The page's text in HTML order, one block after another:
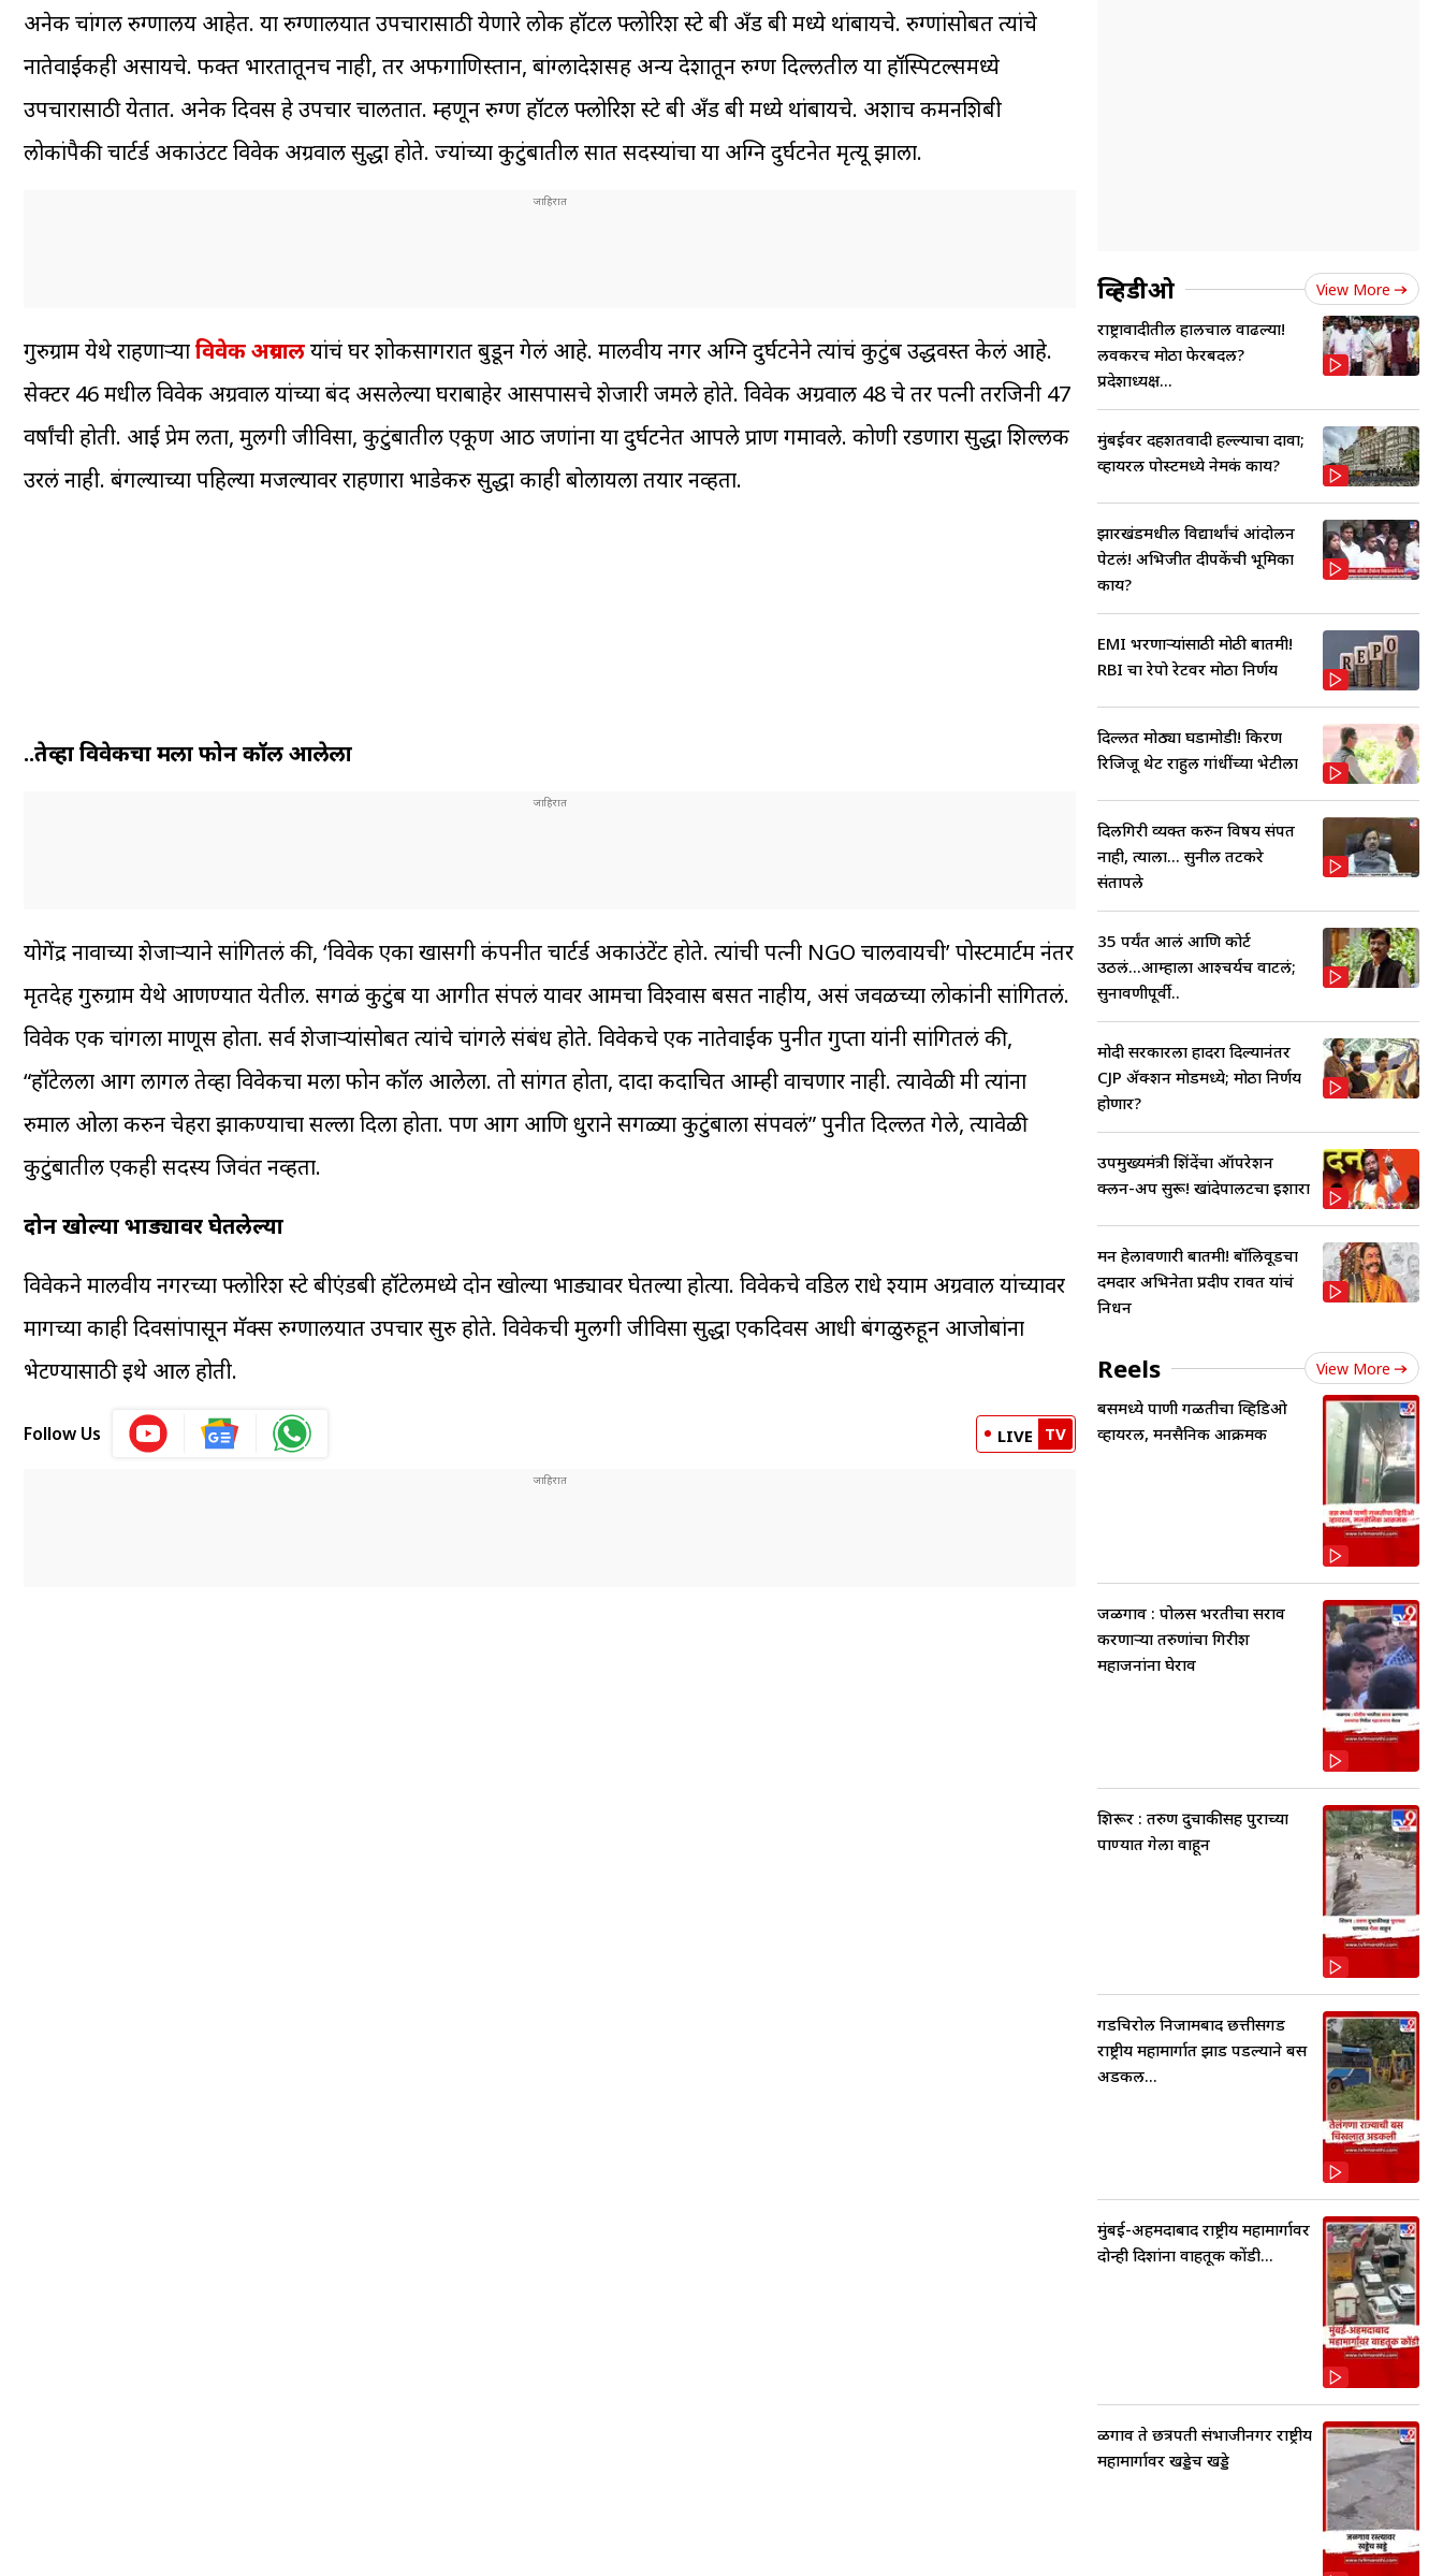
अनेक चांगली रुग्णालय आहेत. या रुग्णालयात उपचारासाठी येणारे लोक हॉटल फ्लोरिश स्टे बी अँड बी मध्ये थांबायचे. रुग्णांसोबत त्यांचे
नातेवाईकही असायचे. फक्त भारतातूनच नाही, तर अफगाणिस्तान, बांग्लादेशसह अन्य देशातून रुग्ण दिल्लीतील या हॉस्पिटल्समध्ये
उपचारासाठी येतात. अनेक दिवस हे उपचार चालतात. म्हणून रुग्ण हॉटल फ्लोरिश स्टे बी अँड बी मध्ये थांबायचे. अशाच कमनशिबी
लोकांपैकी चार्टर्ड अकाउंटट विवेक अग्रवाल सुद्धा होते. ज्यांच्या कुटुंबातील सात सदस्यांचा या अग्नि दुर्घटनेत मृत्यू झाला.
गुरुग्राम येथे राहणाऱ्याविवेक अग्रवालयांचं घर शोकसागरात बुडून गेलं आहे. मालवीय नगर अग्नि दुर्घटनेने त्यांचं कुटुंब उद्धवस्त केलं आहे.
सेक्टर 46 मधील विवेक अग्रवाल यांच्या बंद असलेल्या घराबाहेर आसपासचे शेजारी जमले होते. विवेक अग्रवाल 48 चे तर पत्नी तरजिनी 47
वर्षांची होती. आई प्रेम लता, मुलगी जीविसा, कुटुंबातील एकूण आठ जणांना या दुर्घटनेत आपले प्राण गमावले. कोणी रडणारा सुद्धा शिल्लक
उरलं नाही. बंगल्याच्या पहिल्या मजल्यावर राहणारा भाडेकरु सुद्धा काही बोलायला तयार नव्हता.
..तेव्हा विवेकचा मला फोन कॉल आलेला
योगेंद्र नावाच्या शेजाऱ्याने सांगितलं की, ‘विवेक एका खासगी कंपनीत चार्टर्ड अकाउंटेंट होते. त्यांची पत्नी NGO चालवायची’ पोस्टमार्टम नंतर
मृतदेह गुरुग्राम येथे आणण्यात येतील. सगळं कुटुंब या आगीत संपलं यावर आमचा विश्वास बसत नाहीय, असं जवळच्या लोकांनी सांगितलं.
विवेक एक चांगला माणूस होता. सर्व शेजाऱ्यांसोबत त्यांचे चांगले संबंध होते. विवेकचे एक नातेवाईक पुनीत गुप्ता यांनी सांगितलं की,
“हॉटेलला आग लागली तेव्हा विवेकचा मला फोन कॉल आलेला. तो सांगत होता, दादा कदाचित आम्ही वाचणार नाही. त्यावेळी मी त्यांना
रुमाल ओला करुन चेहरा झाकण्याचा सल्ला दिला होता. पण आग आणि धुराने सगळ्या कुटुंबाला संपवलं” पुनीत दिल्लीत गेले, त्यावेळी
कुटुंबातील एकही सदस्य जिवंत नव्हता.
दोन खोल्या भाड्यावर घेतलेल्या
विवेकने मालवीय नगरच्या फ्लोरिश स्टे बीएंडबी हॉटेलमध्ये दोन खोल्या भाड्यावर घेतल्या होत्या. विवेकचे वडिल राधे श्याम अग्रवाल यांच्यावर
मागच्या काही दिवसांपासून मॅक्स रुग्णालयात उपचार सुरु होते. विवेकची मुलगी जीविसा सुद्धा एकदिवस आधी बंगळुरुहून आजोबांना
भेटण्यासाठी इथे आली होती.
Follow Us LIVE TV
व्हिडीओ View More
राष्ट्रावादीतील हालचाली वाढल्या!
लवकरच मोठा फेरबदल?
प्रदेशाध्यक्ष...
मुंबईवर दहशतवादी हल्ल्याचा दावा;
व्हायरल पोस्टमध्ये नेमकं काय?
झारखंडमधील विद्यार्थांचं आंदोलन
पेटलं! अभिजीत दीपकेंची भूमिका
काय?
EMI भरणाऱ्यांसाठी मोठी बातमी!
RBI चा रेपो रेटवर मोठा निर्णय
दिल्लीत मोठ्या घडामोडी! किरण
रिजिजू थेट राहुल गांधींच्या भेटीला
दिलगिरी व्यक्त करुन विषय संपत
नाही, त्याला... सुनील तटकरे
संतापले
35 पर्यंत आलं आणि कोर्ट
उठलं...आम्हाला आश्चर्यच वाटलं;
सुनावणीपूर्वी..
मोदी सरकारला हादरा दिल्यानंतर
CJP ॲक्शन मोडमध्ये; मोठा निर्णय
होणार?
उपमुख्यमंत्री शिंदेंचा ऑपरेशन
क्लीन-अप सुरू! खांदेपालटचा इशारा
मन हेलावणारी बातमी! बॉलिवूडचा
दमदार अभिनेता प्रदीप रावत यांचं
निधन
Reels View More
बसमध्ये पाणी गळतीचा व्हिडिओ
व्हायरल, मनसैनिक आक्रमक
जळगाव : पोलीस भरतीचा सराव
करणाऱ्या तरुणांचा गिरीश
महाजनांना घेराव
शिरूर : तरुण दुचाकीसह पुराच्या
पाण्यात गेला वाहून
गडचिरोली निजामबाद छत्तीसगड
राष्ट्रीय महामार्गात झाड पडल्याने बस
अडकली...
मुंबई-अहमदाबाद राष्ट्रीय महामार्गावर
दोन्ही दिशांना वाहतूक कोंडी...
ळगाव ते छत्रपती संभाजीनगर राष्ट्रीय
महामार्गावर खड्डेच खड्डे